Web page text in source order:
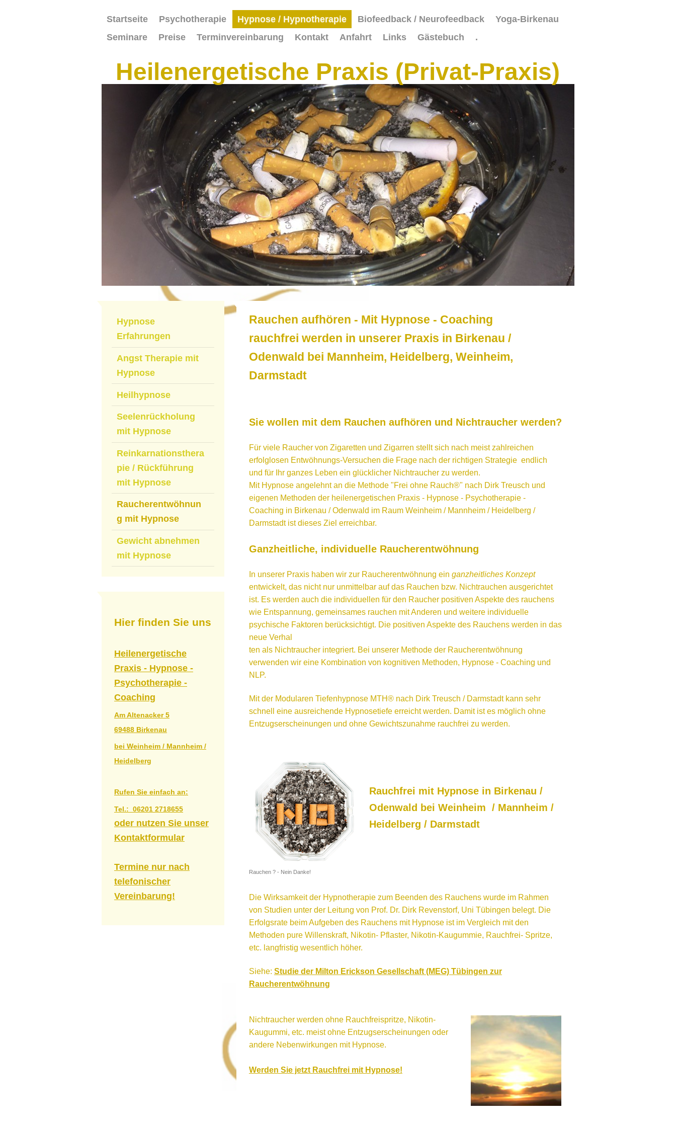
Startseite Psychotherapie Hypnose / Hypnotherapie Biofeedback / Neurofeedback
Yoga-Birkenau
Seminare
Preise Terminvereinbarung Kontakt Anfahrt Links Gästebuch .
Heilenergetische Praxis (Privat-Praxis)
Rauchen aufhören - Mit Hypnose - Coaching
rauchfrei werden in unserer Praxis in Birkenau /
Odenwald bei Mannheim, Heidelberg, Weinheim,
Darmstadt
Sie wollen mit dem Rauchen aufhören und Nichtraucher werden?
Für viele Raucher von Zigaretten und Zigarren stellt sich nach meist zahlreichen
erfolglosen Entwöhnungs-Versuchen die Frage nach der richtigen Strategie endlich
und für Ihr ganzes Leben ein glücklicher Nichtraucher zu werden.
Mit Hypnose angelehnt an die Methode "Frei ohne Rauch®" nach Dirk Treusch und
eigenen Methoden der heilenergetischen Praxis - Hypnose - Psychotherapie -
Coaching in Birkenau / Odenwald im Raum Weinheim / Mannheim / Heidelberg /
Darmstadt ist dieses Ziel erreichbar.
Ganzheitliche, individuelle Raucherentwöhnung
In unserer Praxis haben wir zur Raucherentwöhnung ein ganzheitliches Konzept
entwickelt, das nicht nur unmittelbar auf das Rauchen bzw. Nichtrauchen ausgerichtet
ist. Es werden auch die individuellen für den Raucher positiven Aspekte des rauchens
wie Entspannung, gemeinsames rauchen mit Anderen und weitere individuelle
psychische Faktoren berücksichtigt. Die positiven Aspekte des Rauchens werden in das
neue Verhal
ten als Nichtraucher integriert. Bei unserer Methode der Raucherentwöhnung
verwenden wir eine Kombination von kognitiven Methoden, Hypnose - Coaching und
NLP.
Mit der Modularen Tiefenhypnose MTH® nach Dirk Treusch / Darmstadt kann sehr
schnell eine ausreichende Hypnosetiefe erreicht werden. Damit ist es möglich ohne
Entzugserscheinungen und ohne Gewichtszunahme rauchfrei zu werden.
Rauchen ? - Nein Danke!
Rauchfrei mit Hypnose in Birkenau /
Odenwald bei Weinheim / Mannheim /
Heidelberg / Darmstadt
Die Wirksamkeit der Hypnotherapie zum Beenden des Rauchens wurde im Rahmen
von Studien unter der Leitung von Prof. Dr. Dirk Revenstorf, Uni Tübingen belegt. Die
Erfolgsrate beim Aufgeben des Rauchens mit Hypnose ist im Vergleich mit den
Methoden pure Willenskraft, Nikotin- Pflaster, Nikotin-Kaugummie, Rauchfrei- Spritze,
etc. langfristig wesentlich höher.
Siehe: Studie der Milton Erickson Gesellschaft (MEG) Tübingen zur
Raucherentwöhnung
Nichtraucher werden ohne Rauchfreispritze, Nikotin-
Kaugummi, etc. meist ohne Entzugserscheinungen oder
andere Nebenwirkungen mit Hypnose.
Werden Sie jetzt Rauchfrei mit Hypnose!
Hypnose
Erfahrungen
Angst Therapie mit
Hypnose
Heilhypnose
Seelenrückholung
mit Hypnose
Reinkarnationsthera
pie / Rückführung
mit Hypnose
Raucherentwöhnun
g mit Hypnose
Gewicht abnehmen
mit Hypnose
Hier finden Sie uns
Heilenergetische
Praxis - Hypnose -
Psychotherapie -
Coaching
Am Altenacker 5
69488 Birkenau
bei Weinheim / Mannheim /
Heidelberg
Rufen Sie einfach an:
Tel.: 06201 2718655
oder nutzen Sie unser
Kontaktformular
Termine nur nach
telefonischer
Vereinbarung!